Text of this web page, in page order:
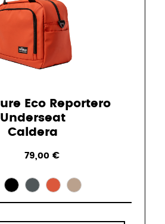
Eco Reportero
Underseat
Caldera
79,00 €